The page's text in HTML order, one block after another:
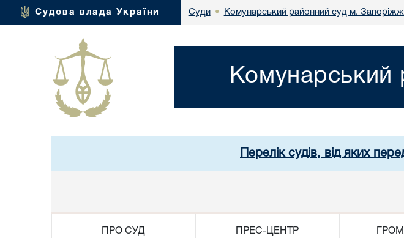
Судова влада України Суди • Комунарський районний суд м.
Комунарський
Перелік судів, від яких
ПРО СУД ПРЕС-ЦЕНТР